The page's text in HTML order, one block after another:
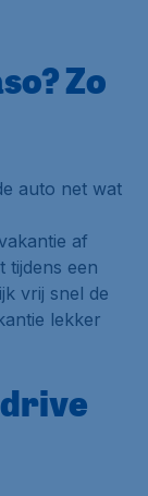
Zo
auto net wat
af
tijdens een
vrij snel de
lekker